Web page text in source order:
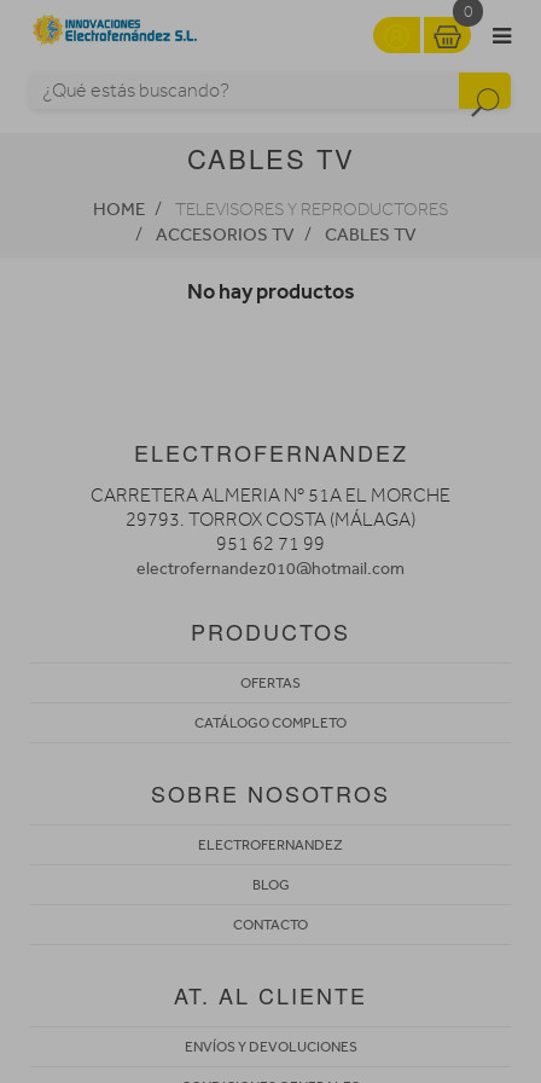
0
CABLES TV
HOME TELEVISORES Y REPRODUCTORES
ACCESORIOS TV CABLES TV
No hay productos
ELECTROFERNANDEZ
CARRETERA ALMERIA Nº 51A EL MORCHE
29793. TORROX COSTA (MÁLAGA)
951 62 71 99
electrofernandez010@hotmail.com
PRODUCTOS
OFERTAS
CATÁLOGO COMPLETO
SOBRE NOSOTROS
ELECTROFERNANDEZ
BLOG
CONTACTO
AT. AL CLIENTE
ENVÍOS Y DEVOLUCIONES